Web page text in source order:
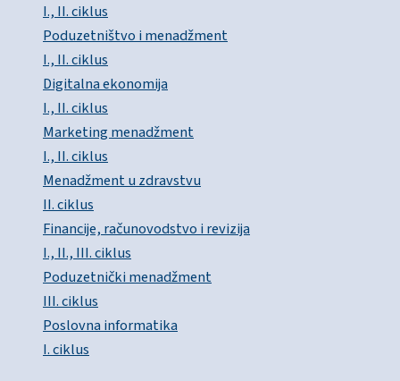
I., II. ciklus
Poduzetništvo i menadžment
I., II. ciklus
Digitalna ekonomija
I., II. ciklus
Marketing menadžment
I., II. ciklus
Menadžment u zdravstvu
II. ciklus
Financije, računovodstvo i revizija
I., II., III. ciklus
Poduzetnički menadžment
III. ciklus
Poslovna informatika
I. ciklus